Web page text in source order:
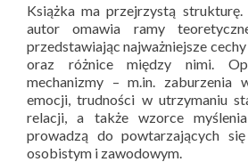
Książka ma przejrzystą
autor omawia ramy
przedstawiając najważniejsze
oraz różnice między nimi.
mechanizmy – m.in. zaburzenia
emocji, trudności w utrzymaniu
relacji, a także wzorce
prowadzą do powtarzających
osobistym i zawodowym.